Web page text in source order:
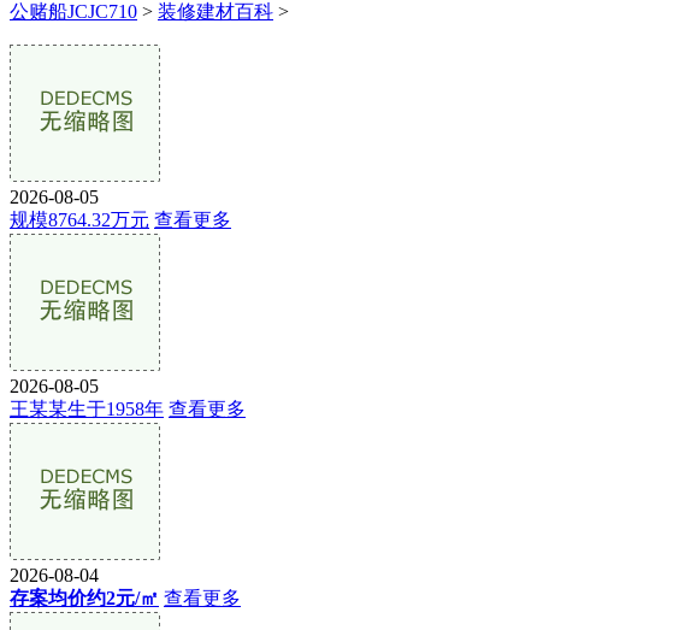
公赌船JCJC710 > 装修建材百科 >
2026-08-05
规模8764.32万元 查看更多
2026-08-05
王某某生于1958年 查看更多
2026-08-04
存案均价约2元/㎡ 查看更多